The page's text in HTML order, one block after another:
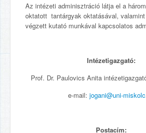
Az intézeti adminisztráció látja el a
oktatott tantárgyak oktatásával,
végzett kutató munkával kapcsolatos
Intézetigazgató:
Prof. Dr. Paulovics Anita
e-mail: jogani@uni-
Postacím: